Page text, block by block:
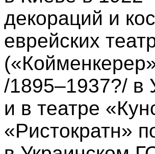
декораций и
еврейских
/1895–1937?/ в
и в театре
«Ристократн»